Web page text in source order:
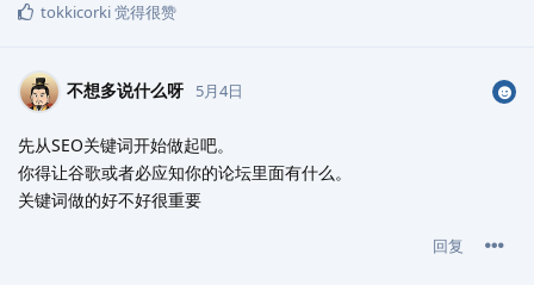
tokkicorki觉得很赞
不想多说什么呀 5月4日
先从SEO关键词开始做起吧。
你得让谷歌或者必应知你的论坛里面有什么。
关键词做的好不好很重要
回复